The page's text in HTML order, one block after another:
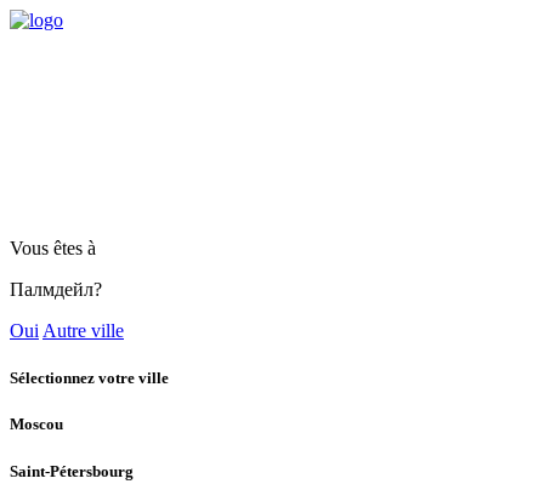
Vous êtes à
Палмдейл?
Oui Autre ville
Sélectionnez votre ville
Moscou
Saint-Pétersbourg